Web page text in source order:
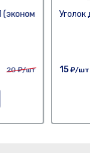
(эконом
20₽/шт
Уголок
15 ₽/шт